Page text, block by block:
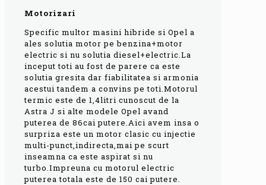
Motorizari
Specific multor masini hibride si Opel a
ales solutia motor pe benzina+motor
electric si nu solutia diesel+electric.La
inceput toti au fost de parere ca este
solutia gresita dar fiabilitatea si armonia
acestui tandem a convins pe toti.Motorul
termic este de 1,4litri cunoscut de la
Astra J si alte modele Opel avand
puterea de 86cai putere.Aici avem insa o
surpriza este un motor clasic cu injectie
multi-punct,indirecta,mai pe scurt
inseamna ca este aspirat si nu
turbo.Impreuna cu motorul electric
puterea totala este de 150 cai putere.